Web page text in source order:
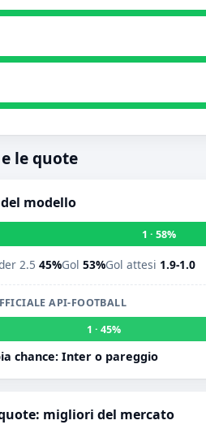
le quote
modello
1 · 58%
2.5 45%Gol 53%Gol attesi 1.9-1.0
API-FOOTBALL
1 · 45%
chance: Inter o pareggio
migliori del mercato